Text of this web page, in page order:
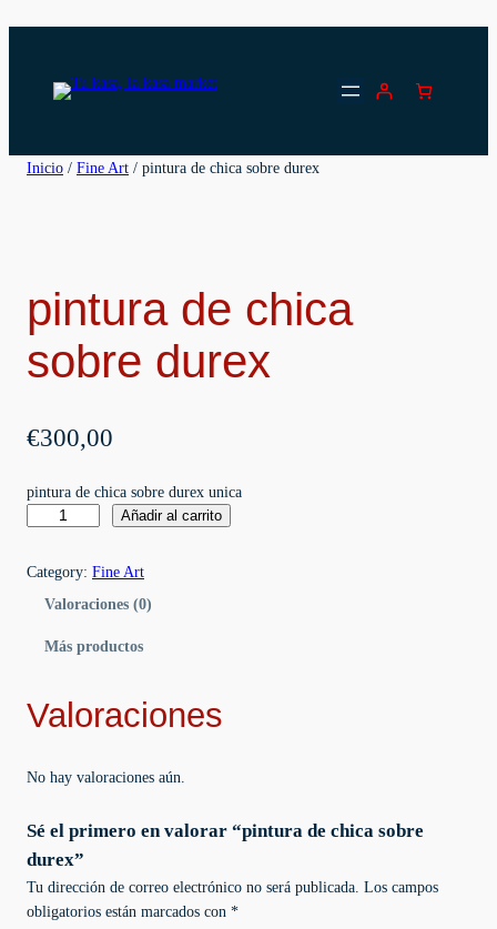
Inicio / Fine Art / pintura de chica sobre durex
pintura de chica
sobre durex
€300,00
pintura de chica sobre durex unica
n
e
i
a
s
o
b
Añadir al carrito
Category: Fine Art
Valoraciones (0)
Más productos
Valoraciones
No hay valoraciones aún.
Sé el primero en valorar “pintura de chica sobre
durex”
Tu dirección de correo electrónico no será publicada. Los campos
obligatorios están marcados con *